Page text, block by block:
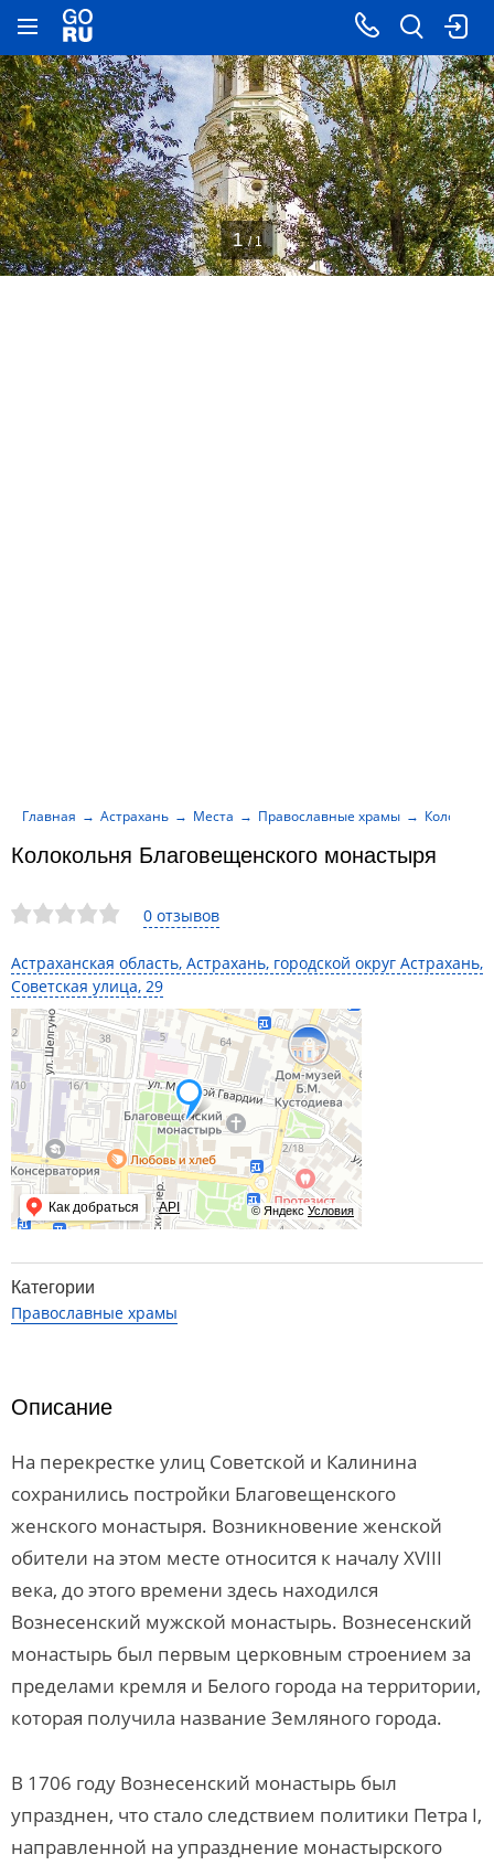
0 отзывов
Астраханская область, Астрахань, городской округ Астрахань,
Советская улица, 29
© Яндекс Условия
Как добраться API
Колокольня Благовещенского монастыря
Главная Астрахань Места Православные храмы
1 / 1
Категории
Православные храмы
Описание
На перекрестке улиц Советской и Калинина
сохранились постройки Благовещенского
женского монастыря. Возникновение женской
обители на этом месте относится к началу XVIII
века, до этого времени здесь находился
Вознесенский мужской монастырь. Вознесенский
монастырь был первым церковным строением за
пределами кремля и Белого города на территории,
которая получила название Земляного города.
В 1706 году Вознесенский монастырь был
упразднен, что стало следствием политики Петра I,
направленной на упразднение монастырского